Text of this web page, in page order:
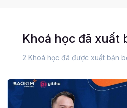
Khoá học đã xuất
2 Khoá học đã được xuất bản